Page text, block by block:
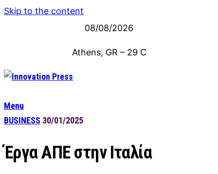
Skip to the content
08/08/2026
Athens, GR – 29 C
Menu
BUSINESS 30/01/2025
Έργα ΑΠΕ στην Ιταλία